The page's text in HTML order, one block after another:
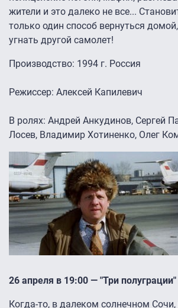
жители и это далеко не все...
только один способ вернуться
угнать другой самолет!
Производство: 1994 г. Россия
Режиссер: Алексей Капилевич
В ролях: Андрей Анкудинов, Сергей
Лосев, Владимир Хотиненко, Олег
26 апреля в 19:00 — "Три полуграции"
Когда-то, в далеком солнечном